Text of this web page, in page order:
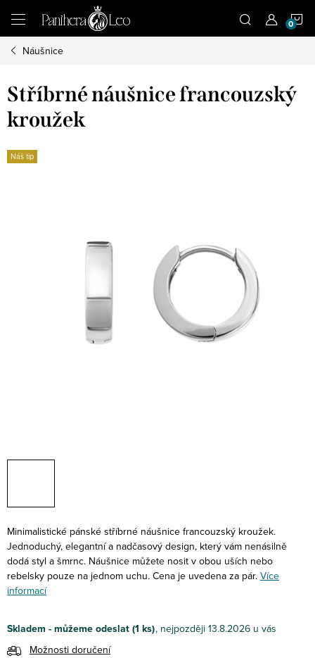
obsah
Náušnice
Stříbrné náušnice francouzský
kroužek
Náš tip
Minimalistické pánské stříbrné náušnice francouzský kroužek.
Jednoduchý, elegantní a nadčasový design, který vám nenásilně
dodá styl a šmrnc. Náušnice můžete nosit v obou uších nebo
rebelsky pouze na jednom uchu. Cena je uvedena za pár. Více
informací
Skladem - můžeme odeslat(1 ks)
13.8.2026
Možnosti doručení